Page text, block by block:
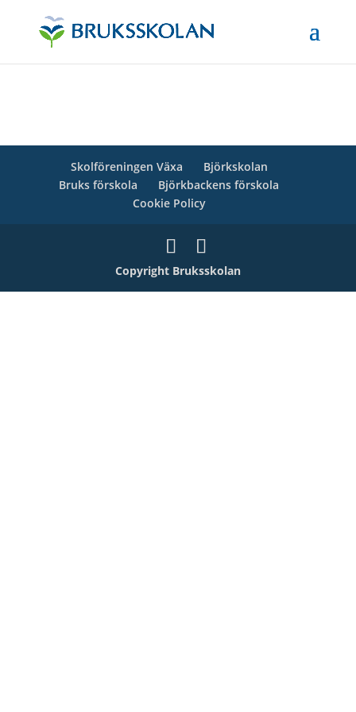
Skolföreningen Växa
Björkskolan
Bruks förskola
Björkbackens förskola
Cookie Policy
Copyright Bruksskolan